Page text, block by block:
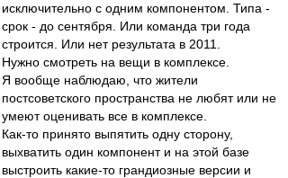
исключительно с одним компонентом. Типа -
срок - до сентября. Или команда три года
строится. Или нет результата в 2011.
Нужно смотреть на вещи в комплексе.
Я вообще наблюдаю, что жители
постсоветского пространства не любят или не
умеют оценивать все в комплексе.
Как-то принято выпятить одну сторону,
выхватить один компонент и на этой базе
выстроить какие-то грандиозные версии и